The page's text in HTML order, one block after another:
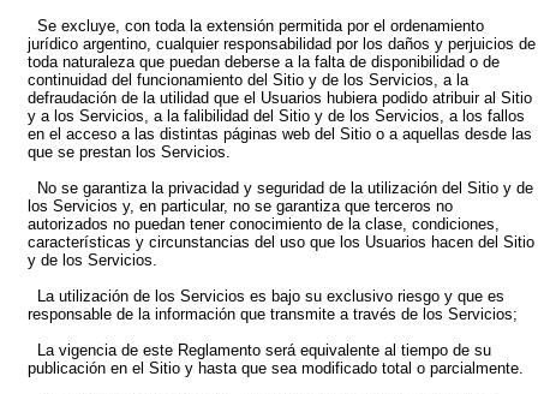
Se excluye, con toda la extensión permitida por el ordenamiento
jurídico argentino, cualquier responsabilidad por los daños y perjuicios de
toda naturaleza que puedan deberse a la falta de disponibilidad o de
continuidad del funcionamiento del Sitio y de los Servicios, a la
defraudación de la utilidad que el Usuarios hubiera podido atribuir al Sitio
y a los Servicios, a la falibilidad del Sitio y de los Servicios, a los fallos
en el acceso a las distintas páginas web del Sitio o a aquellas desde las
que se prestan los Servicios.
No se garantiza la privacidad y seguridad de la utilización del Sitio y de
los Servicios y, en particular, no se garantiza que terceros no
autorizados no puedan tener conocimiento de la clase, condiciones,
características y circunstancias del uso que los Usuarios hacen del Sitio
y de los Servicios.
La utilización de los Servicios es bajo su exclusivo riesgo y que es
responsable de la información que transmite a través de los Servicios;
La vigencia de este Reglamento será equivalente al tiempo de su
publicación en el Sitio y hasta que sea modificado total o parcialmente.